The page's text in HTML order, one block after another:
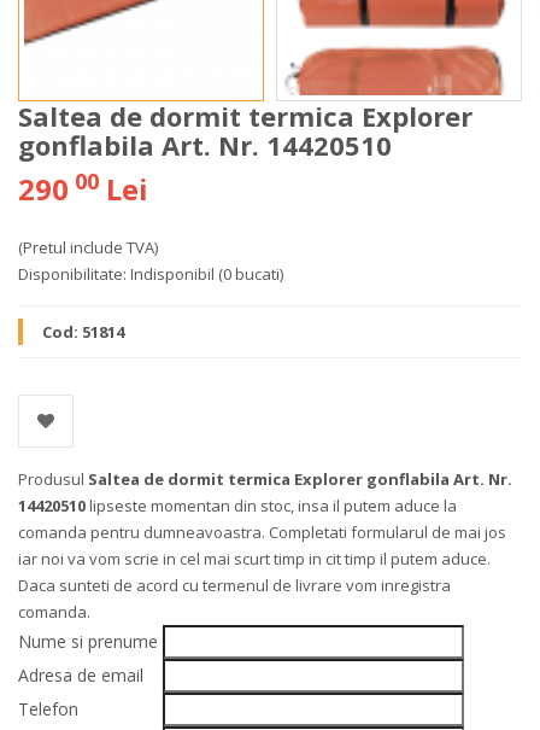
Saltea de dormit termica Explorer
gonflabila Art. Nr. 14420510
290 00 Lei
(Pretul include TVA)
Disponibilitate: Indisponibil (0 bucati)
Cod: 51814
Produsul Saltea de dormit termica Explorer gonflabila Art. Nr.
14420510lipseste momentan din stoc, insa il putem aduce la
comanda pentru dumneavoastra. Completati formularul de mai jos
iar noi va vom scrie in cel mai scurt timp in cit timp il putem aduce.
Daca sunteti de acord cu termenul de livrare vom inregistra
comanda.
Nume si prenume
Adresa de email
Telefon